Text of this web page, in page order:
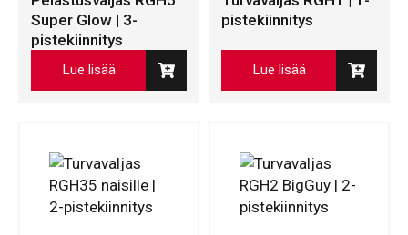
Super Glow | 3-
pistekiinnitys
Lue lisää
pistekiinnitys
Lue lisää